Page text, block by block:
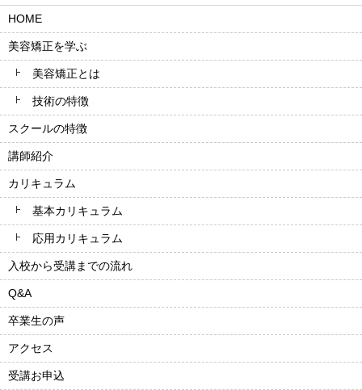
HOME
美容矯正を学ぶ
美容矯正とは
技術の特徴
スクールの特徴
講師紹介
カリキュラム
基本カリキュラム
応用カリキュラム
入校から受講までの流れ
Q&A
卒業生の声
アクセス
受講お申込